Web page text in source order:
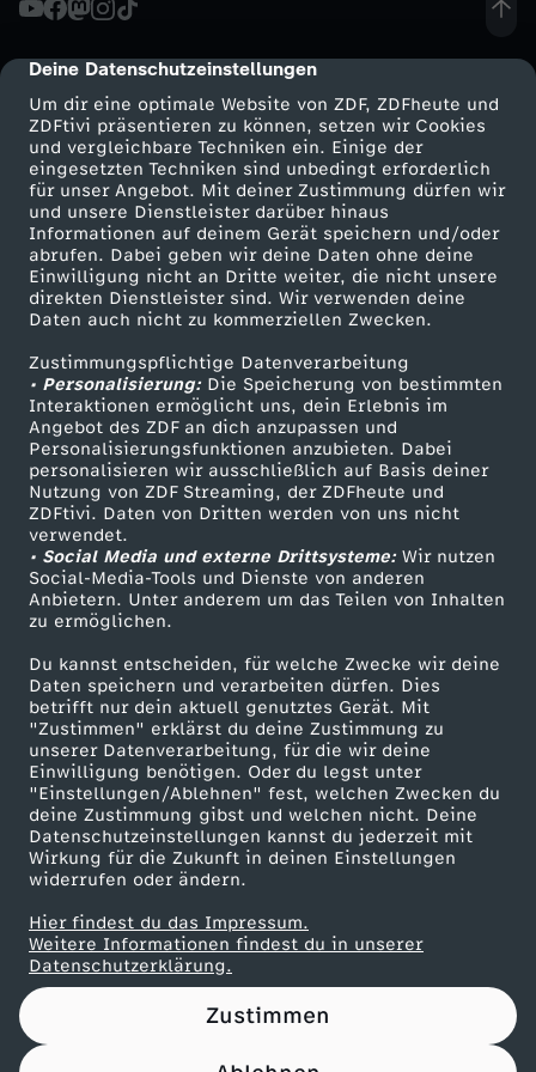
cmp-dialog-description
Deine Datenschutzeinstellungen
Um dir eine optimale Website von ZDF, ZDFheute und
ZDFtivi präsentieren zu können, setzen wir Cookies
und vergleichbare Techniken ein. Einige der
eingesetzten Techniken sind unbedingt erforderlich
für unser Angebot. Mit deiner Zustimmung dürfen wir
und unsere Dienstleister darüber hinaus
Informationen auf deinem Gerät speichern und/oder
abrufen. Dabei geben wir deine Daten ohne deine
Einwilligung nicht an Dritte weiter, die nicht unsere
direkten Dienstleister sind. Wir verwenden deine
Daten auch nicht zu kommerziellen Zwecken.
Zustimmungspflichtige Datenverarbeitung
• Personalisierung:Die Speicherung von bestimmten
Interaktionen ermöglicht uns, dein Erlebnis im
Angebot des ZDF an dich anzupassen und
Personalisierungsfunktionen anzubieten. Dabei
personalisieren wir ausschließlich auf Basis deiner
Nutzung von ZDF Streaming, der ZDFheute und
ZDFtivi. Daten von Dritten werden von uns nicht
verwendet.
• Social Media und externe Drittsysteme:Wir nutzen
Social-Media-Tools und Dienste von anderen
Anbietern. Unter anderem um das Teilen von Inhalten
zu ermöglichen.
Du kannst entscheiden, für welche Zwecke wir deine
Daten speichern und verarbeiten dürfen. Dies
betrifft nur dein aktuell genutztes Gerät. Mit
"Zustimmen" erklärst du deine Zustimmung zu
unserer Datenverarbeitung, für die wir deine
Einwilligung benötigen. Oder du legst unter
"Einstellungen/Ablehnen" fest, welchen Zwecken du
deine Zustimmung gibst und welchen nicht. Deine
Datenschutzeinstellungen kannst du jederzeit mit
Wirkung für die Zukunft in deinen Einstellungen
widerrufen oder ändern.
Hier findest du das Impressum.
Weitere Informationen findest du in unserer
Datenschutzerklärung.
Zustimmen
k
s
s
p
i
e
l
a
u
f
Y
o
u
T
u
b
e
Mehr ZDF
ZDF-Apps
Smart TV
ZDFtext
Livestreams
Sendungen A-Z
TV-Programm
Service
ZDFmitreden
Kontakt zum ZDF
Tickets
Zuschauerservice
Hilfe
ZDF Unternehmen
Karriere
ZDF goes Schule
Werbefernsehen
Mainzelmännchen
Partner